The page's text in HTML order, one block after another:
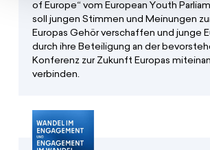
of Europe“ vom European Youth
soll jungen Stimmen und Meinungen
Europas Gehör verschaffen und junge
durch ihre Beteiligung an der
Konferenz zur Zukunft Europas
verbinden.